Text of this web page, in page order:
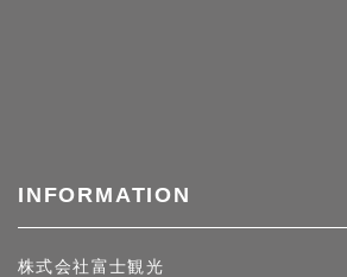
INFORMATION
株式会社富士観光